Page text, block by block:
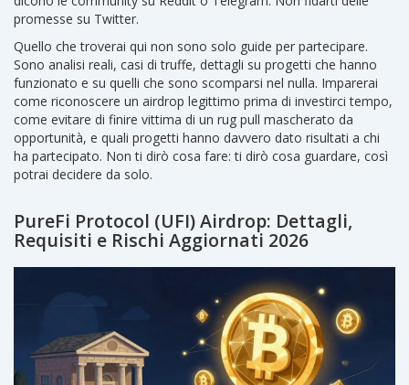
promesse su Twitter.
Quello che troverai qui non sono solo guide per partecipare.
Sono analisi reali, casi di truffe, dettagli su progetti che hanno
funzionato e su quelli che sono scomparsi nel nulla. Imparerai
come riconoscere un airdrop legittimo prima di investirci tempo,
come evitare di finire vittima di un rug pull mascherato da
opportunità, e quali progetti hanno davvero dato risultati a chi
ha partecipato. Non ti dirò cosa fare: ti dirò cosa guardare, così
potrai decidere da solo.
PureFi Protocol (UFI) Airdrop: Dettagli,
Requisiti e Rischi Aggiornati 2026